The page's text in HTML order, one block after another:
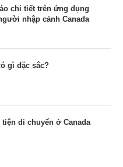
chi tiết trên ứng dụng
nhập cảnh Canada
gì đặc sắc?
di chuyển ở Canada